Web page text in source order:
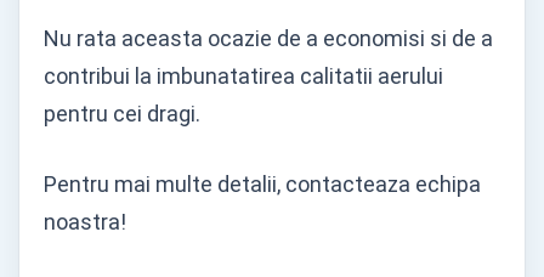
Nu rata aceasta ocazie de a economisi si de a
contribui la imbunatatirea calitatii aerului
pentru cei dragi.
Pentru mai multe detalii, contacteaza echipa
noastra!